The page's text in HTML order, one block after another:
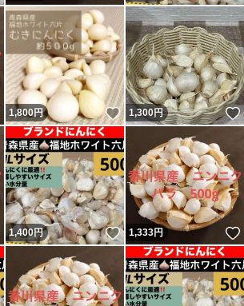
いいね！
1,800円 いいね！
1,300円
いいね！
1,400円 いいね！
1,333円